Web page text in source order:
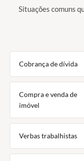
Situações comuns
Cobrança de dívida
Compra e venda de
imóvel
Verbas trabalhistas